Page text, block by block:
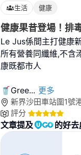
生活 健康
健康果昔登場！排
Le Jus係間主打健康
所有營養同纖維,不含
康既都市人
🥤Gree... 更多
新界沙田車站圍1號
評分
文章提及 的好去